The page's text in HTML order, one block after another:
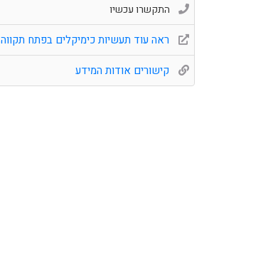
התקשרו עכשיו
ראה עוד תעשיות כימיקלים בפתח תקווה
קישורים אודות המידע